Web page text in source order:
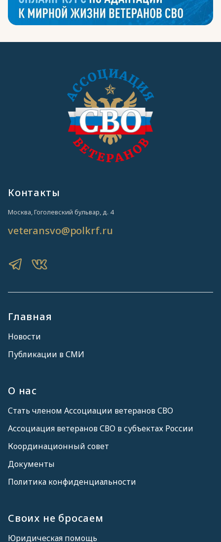
Главная
Новости
Публикации в СМИ
О нас
Стать членом Ассоциации ветеранов СВО
Ассоциация ветеранов СВО в субъектах России
Координационный совет
Документы
Политика конфиденциальности
Своих не бросаем
Юридическая помощь
Контакты
Москва, Гоголевский бульвар, д. 4
veteransvo@polkrf.ru